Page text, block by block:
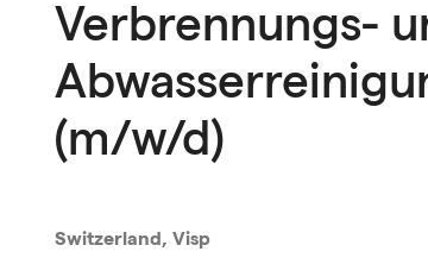
Verbrennungs-
(m/w/d)
Switzerland, Visp